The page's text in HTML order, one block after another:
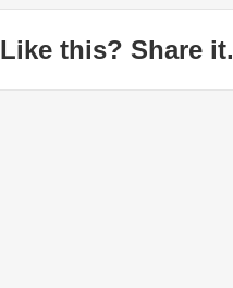
Like this? Share it.